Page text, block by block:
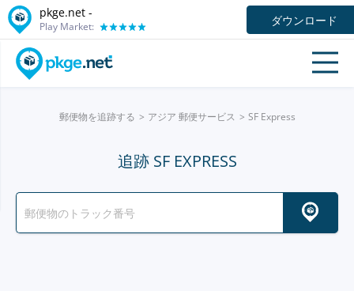
pkge.net -
Play Market: ダウンロード
郵便物を追跡する アジア 郵便サービス SF Express
追跡 SF EXPRESS